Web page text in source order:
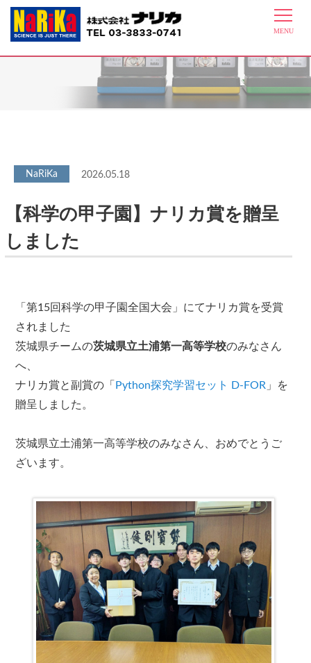
最新情報
2026.05.18
【科学の甲子園】ナリカ賞を贈呈
しました
「第15回科学の甲子園全国大会」にてナリカ賞を受賞
されました
茨城県チームの茨城県立土浦第一高等学校のみなさん
へ、
ナリカ賞と副賞の「 Python探究学習セット D-FOR 」を
贈呈しました。
茨城県立土浦第一高等学校のみなさん、おめでとうご
ざいます。